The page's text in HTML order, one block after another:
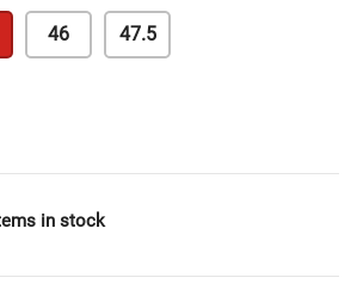
46 47.5
in stock